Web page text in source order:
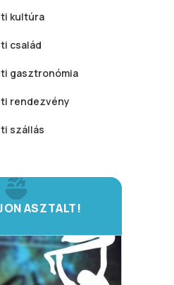
kultúra
család
gasztronómia
rendezvény
szállás
ASZTALT!